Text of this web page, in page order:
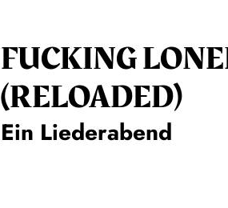
FUCKING
(RELOADED)
Ein Liederabend